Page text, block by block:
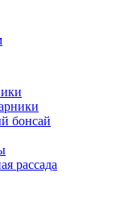
бонсай
рассада